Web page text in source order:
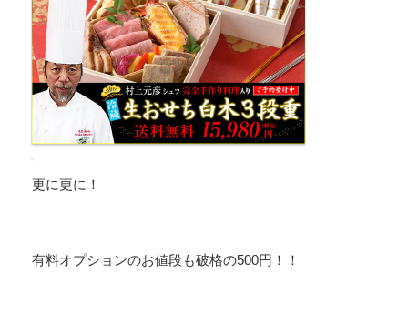
更に更に！
有料オプションのお値段も破格の500円！！